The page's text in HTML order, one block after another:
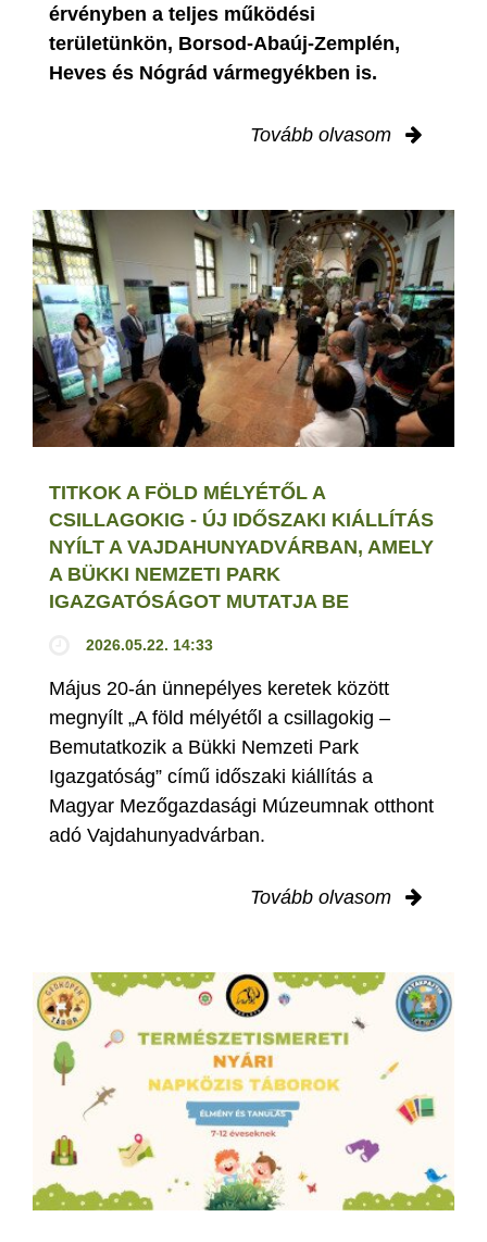
érvényben a teljes működési
területünkön, Borsod-Abaúj-Zemplén,
Heves és Nógrád vármegyékben is.
Tovább olvasom
TITKOK A FÖLD MÉLYÉTŐL A
CSILLAGOKIG - ÚJ IDŐSZAKI KIÁLLÍTÁS
NYÍLT A VAJDAHUNYADVÁRBAN, AMELY
A BÜKKI NEMZETI PARK
IGAZGATÓSÁGOT MUTATJA BE
2026.05.22. 14:33
Május 20-án ünnepélyes keretek között
megnyílt „A föld mélyétől a csillagokig –
Bemutatkozik a Bükki Nemzeti Park
Igazgatóság” című időszaki kiállítás a
Magyar Mezőgazdasági Múzeumnak otthont
adó Vajdahunyadvárban.
Tovább olvasom